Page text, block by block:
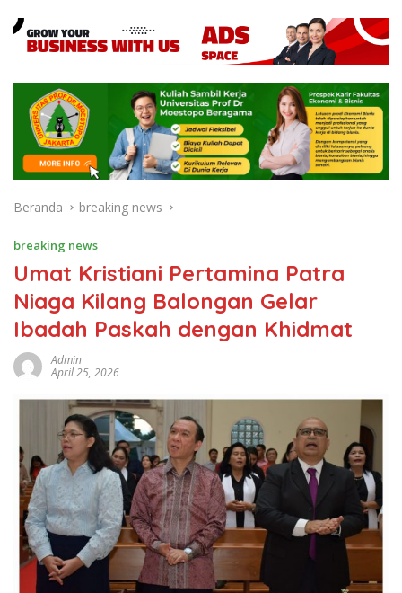
Beranda breaking news
breaking news
Umat Kristiani Pertamina Patra
Niaga Kilang Balongan Gelar
Ibadah Paskah dengan Khidmat
Admin
April 25, 2026